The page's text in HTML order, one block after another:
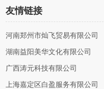
友情链接
河南郑州市灿飞贸易有限公司
湖南益阳美华文化有限公司
广西涛元科技有限公司
上海嘉定区白盈服务有限公司